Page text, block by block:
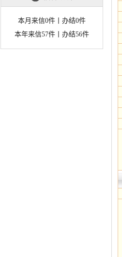
本月来信0件丨办结0件
本年来信57件丨办结56件